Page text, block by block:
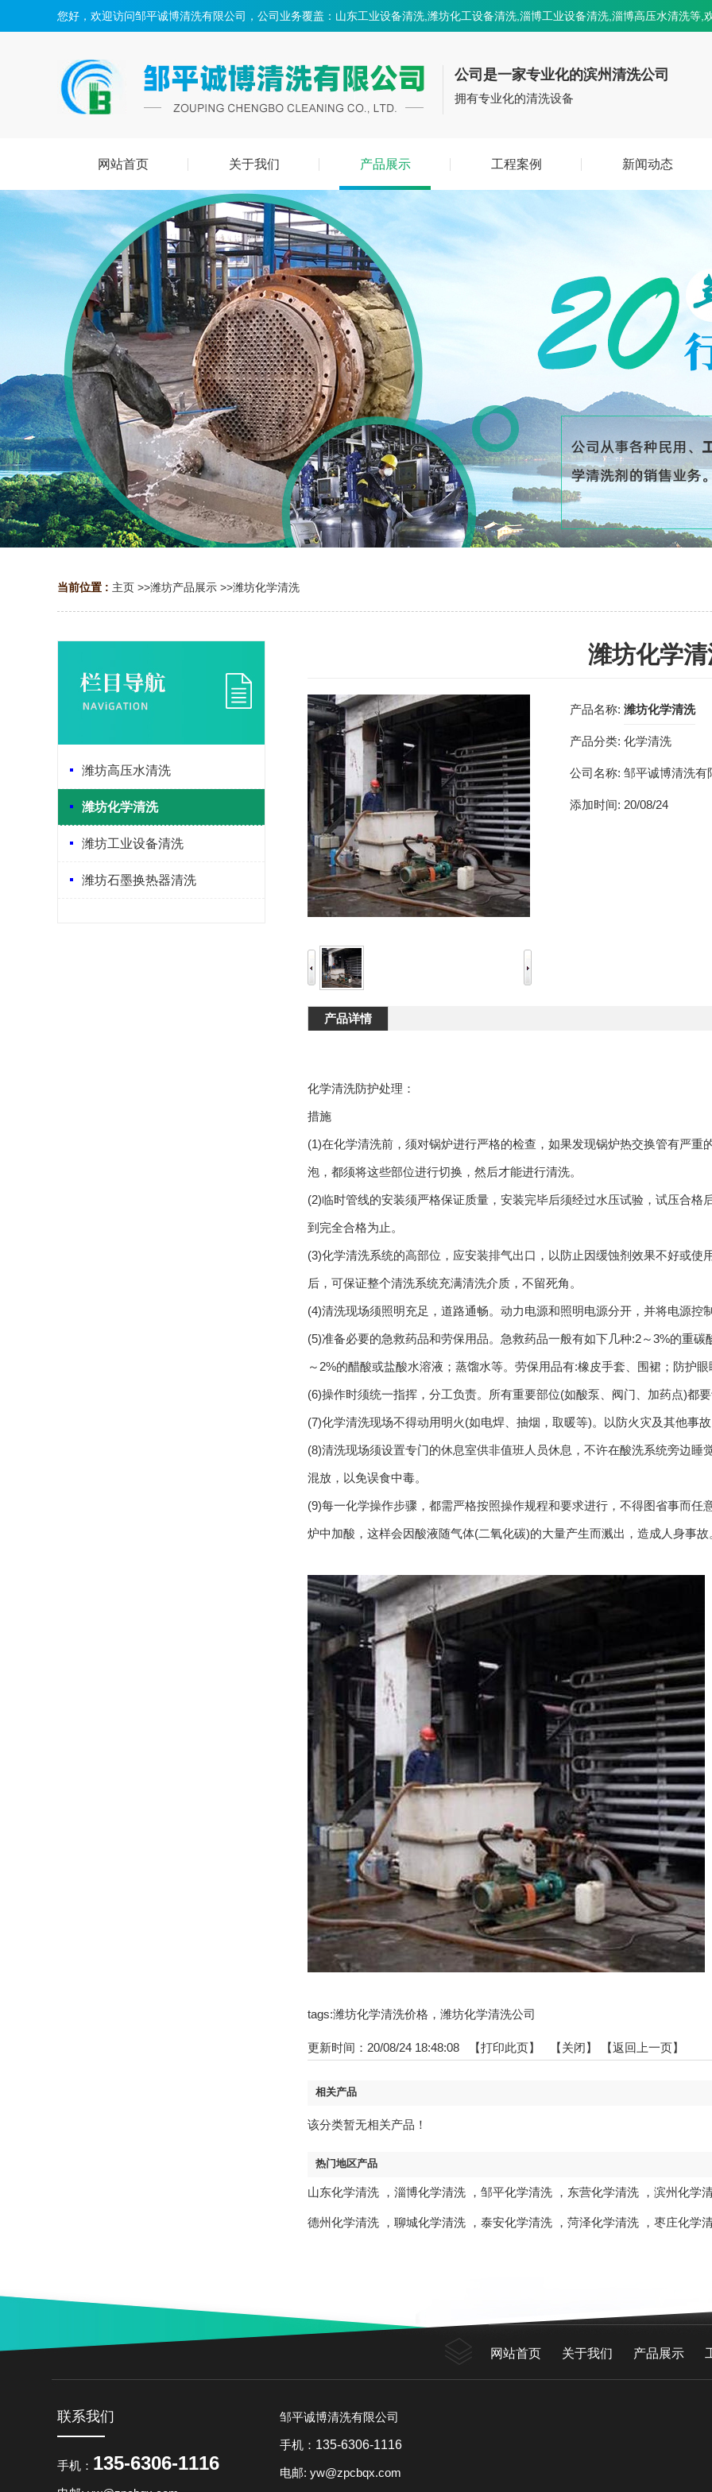
您好，欢迎访问邹平诚博清洗有限公司，公司业务覆盖：山东工业设备清洗,潍坊化工设备清洗,淄博工业设备清洗,淄博高压水清洗等,
公司是一家专业化的滨州清洗公司
拥有专业化的清洗设备
网站首页 关于我们 产品展示 工程案例 新闻动态
当前位置 : 主页 >>潍坊产品展示 >>潍坊化学清洗
潍坊高压水清洗
潍坊化学清洗
潍坊工业设备清洗
潍坊石墨换热器清洗
潍坊化学清
产品名称: 潍坊化学清洗
产品分类: 化学清洗
公司名称: 邹平诚博清洗有
添加时间: 20/08/24
产品详情
化学清洗防护处理：
措施
(1)在化学清洗前，须对锅炉进行严格的检查，如果发现锅炉热交换管有严
泡，都须将这些部位进行切换，然后才能进行清洗。
(2)临时管线的安装须严格保证质量，安装完毕后须经过水压试验，试压合
到完全合格为止。
(3)化学清洗系统的高部位，应安装排气出口，以防止因缓蚀剂效果不好或
后，可保证整个清洗系统充满清洗介质，不留死角。
(4)清洗现场须照明充足，道路通畅。动力电源和照明电源分开，并将电源
(5)准备必要的急救药品和劳保用品。急救药品一般有如下几种:2～3%的重
～2%的醋酸或盐酸水溶液；蒸馏水等。劳保用品有:橡皮手套、围裙；防护
(6)操作时须统一指挥，分工负责。所有重要部位(如酸泵、阀门、加药点)都
(7)化学清洗现场不得动用明火(如电焊、抽烟，取暖等)。以防火灾及其他事
(8)清洗现场须设置专门的休息室供非值班人员休息，不许在酸洗系统旁边
混放，以免误食中毒。
(9)每一化学操作步骤，都需严格按照操作规程和要求进行，不得图省事而
炉中加酸，这样会因酸液随气体(二氧化碳)的大量产生而溅出，造成人身事故
tags:潍坊化学清洗价格，潍坊化学清洗公司
更新时间：20/08/24 18:48:08 【打印此页】 【关闭】 【返回上一页】
相关产品
该分类暂无相关产品！
热门地区产品
山东化学清洗 ， 淄博化学清洗 ， 邹平化学清洗 ， 东营化学清洗 ， 滨州化学
德州化学清洗 ， 聊城化学清洗 ， 泰安化学清洗 ， 菏泽化学清洗 ， 枣庄化学
网站首页 关于我们 产品展示
联系我们
手机： 135-6306-1116
邹平诚博清洗有限公司
手机： 135-6306-1116
电邮: yw@zpcbqx.com